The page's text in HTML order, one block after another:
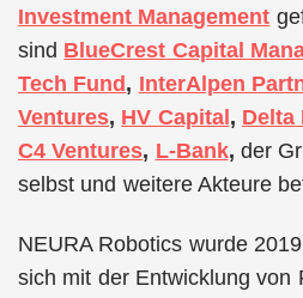
Investment Management
sind BlueCrest Capital
Tech Fund, InterAlpen
Ventures, HV Capital, Delta
C4 Ventures, L-Bank, der
selbst und weitere Akteure
NEURA Robotics wurde
sich mit der Entwicklung von